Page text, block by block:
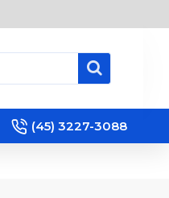
(45) 3227-3088